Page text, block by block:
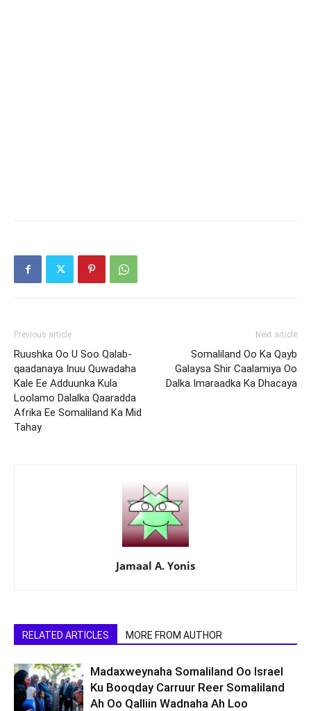
Previous article
Ruushka Oo U Soo Qalab-
qaadanaya Inuu Quwadaha
Kale Ee Adduunka Kula
Loolamo Dalalka Qaaradda
Afrika Ee Somaliland Ka Mid
Tahay
Next article
Somaliland Oo Ka Qayb
Galaysa Shir Caalamiya Oo
Dalka Imaraadka Ka Dhacaya
Jamaal A. Yonis
RELATED ARTICLES MORE FROM AUTHOR
Madaxweynaha Somaliland Oo Israel
Ku Booqday Carruur Reer Somaliland
Ah Oo Qalliin Wadnaha Ah Loo